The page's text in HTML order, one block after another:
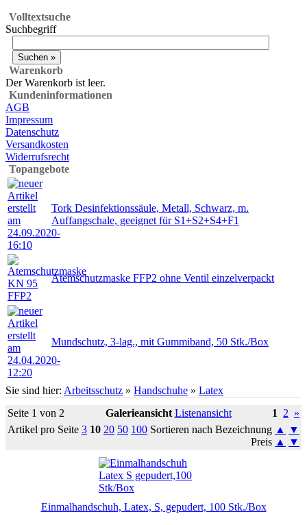
Volltextsuche
Suchbegriff
Warenkorb
Der Warenkorb ist leer.
Kundeninformationen
AGB
Impressum
Datenschutz
Versandkosten
Widerrufsrecht
Topangebote
Tork Desinfektionssäule, Metall, Schwarz, m.
Auffangschale, geeignet für S1+S2+S4+F1
Atemschutzmaske FFP2 ohne Ventil einzelverpackt
Mundschutz, 3-lag., mit Gummiband, 50 Stk./Box
Sie sind hier: Arbeitsschutz » Handschuhe » Latex
Seite 1 von 2
1 2 »
Galerieansicht Listenansicht
Artikel pro Seite 3 10 20 50 100 Sortieren nach Bezeichnung ▲
▼
Preis ▲ ▼
Einmalhandschuh, Latex, S, gepudert, 100 Stk./Box